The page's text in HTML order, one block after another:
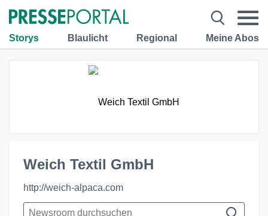
Storys Blaulicht Regional Meine Abos
Weich Textil GmbH
http://weich-alpaca.com